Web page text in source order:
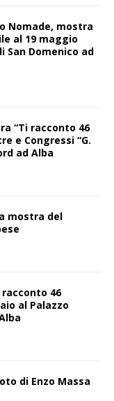
Nomade, mostra
al 19 maggio
San Domenico ad
“Ti racconto 46
e Congressi “G.
ad Alba
mostra del
46
al Palazzo
di Enzo Massa